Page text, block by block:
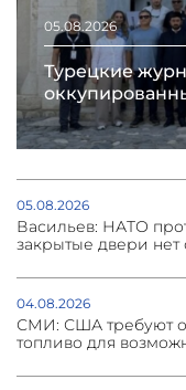
05.08.2026
Турецкие
05.08.2026
Васильев: НАТО
закрытые двери нет
04.08.2026
СМИ: США требуют
топливо для